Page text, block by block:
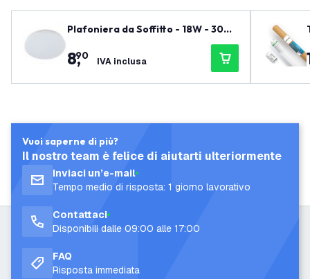
Plafoniera da Soffitto - 18W - 3000
8,
90 IVA inclusa
Vuoi saperne di più?
Il nostro team è felice di aiutarti ulteriormente
Inviaci un’e-mail
Tempo medio di risposta: 1 giorno lavorativo
Contattaci
Disponibili dalle 09:00 alle 17:00
FAQ
Risposta immediata